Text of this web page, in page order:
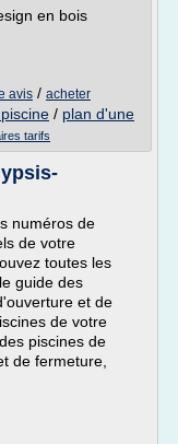
en bois
avis / acheter
/ plan d'une
tarifs
numéros de
de votre
toutes les
guide des
et de
de votre
piscines de
de fermeture,